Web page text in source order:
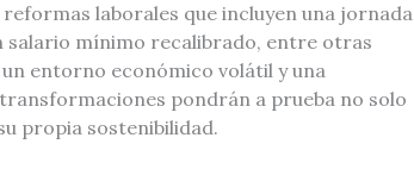
laborales que incluyen una jornada
salario mínimo recalibrado, entre otras
entorno económico volátil y una
pondrán a prueba no solo
propia sostenibilidad.